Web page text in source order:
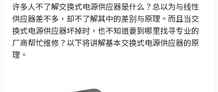
许多人不了解交换式电源供应器是什么？总以为与线性
供应器差不多，却不了解其中的差别与原理。而且当交
换式电源供应器坏掉时，也不知道要到哪里找寻专业的
厂商帮忙维修？以下将讲解基本交换式电源供应器的原
理。